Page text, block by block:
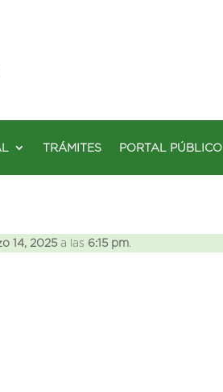
TRÁMITES PORTAL PÚBLICO
14, 2025 a las 6:15 pm